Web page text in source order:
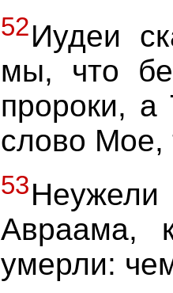
52Иудеи
мы, что
пророки, а
слово Мое,
53
Авраама,
умерли: